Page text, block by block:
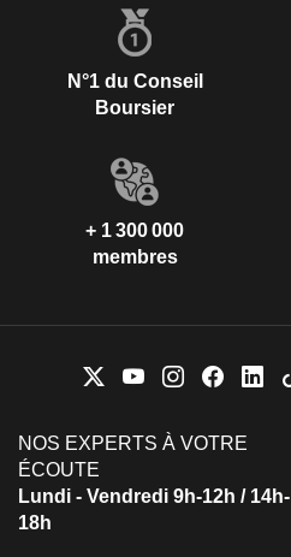
N°1 du Conseil
Boursier
+ 1 300 000
membres
NOS EXPERTS À VOTRE
ÉCOUTE
Lundi - Vendredi 9h-12h / 14h-
18h